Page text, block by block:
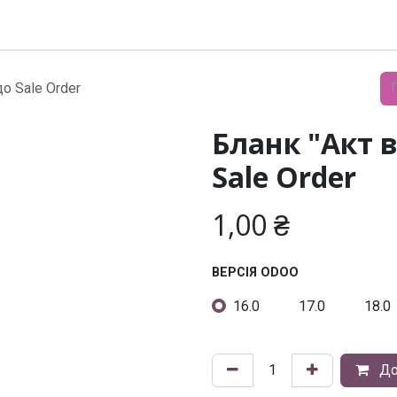
Sale Order
Бланк "Акт
Sale Order
1,00 ₴
ВЕРСІЯ ODOO
16.0 17.0 18.0